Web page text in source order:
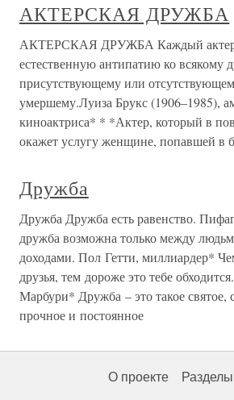
АКТЕРСКАЯ ДРУЖБА
АКТЕРСКАЯ ДРУЖБА Каждый актер
естественную антипатию ко всякому
присутствующему или
умершему.Луиза Брукс (1906–1985),
киноактриса* * *Актер, который в
окажет услугу женщине, попавшей в
Дружба
Дружба Дружба есть равенство.
дружба возможна только между
доходами. Пол Гетти, миллиардер*
друзья, тем дороже это тебе
Марбури* Дружба – это такое святое,
прочное и постоянное
О проекте Разделы